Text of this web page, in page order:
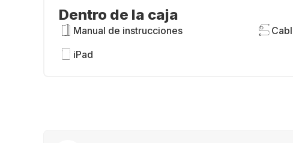
Dentro de la caja
Manual de instrucciones
iPad